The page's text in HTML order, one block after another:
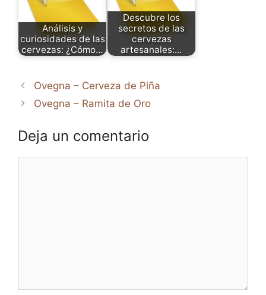
Análisis y
curiosidades de las
cervezas: ¿Cómo…
Descubre los
secretos de las
cervezas
artesanales:…
Ovegna – Cerveza de Piña
Ovegna – Ramita de Oro
Deja un comentario